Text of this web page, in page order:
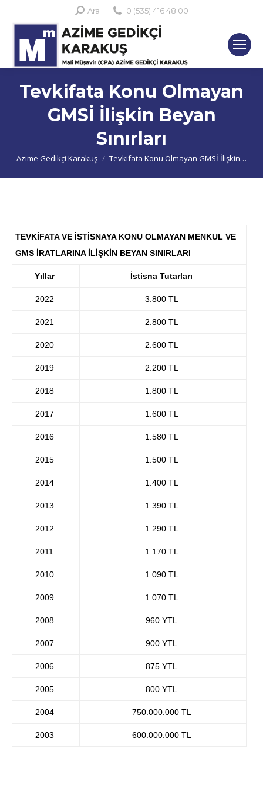
Search:
Ara 0 (535) 416 48 00
Tevkifata Konu Olmayan
GMSİ İlişkin Beyan
Sınırları
You are here:
Azime Gedikçi Karakuş Tevkifata Konu Olmayan GMSİ İlişkin…
TEVKİFATA VE İSTİSNAYA KONU OLMAYAN MENKUL VE
GMS İRATLARINA İLİŞKİN BEYAN SINIRLARI
Yıllar İstisna Tutarları
2022 3.800 TL
2021 2.800 TL
2020 2.600 TL
2019 2.200 TL
2018 1.800 TL
2017 1.600 TL
2016 1.580 TL
2015 1.500 TL
2014 1.400 TL
2013 1.390 TL
2012 1.290 TL
2011 1.170 TL
2010 1.090 TL
2009 1.070 TL
2008 960 YTL
2007 900 YTL
2006 875 YTL
2005 800 YTL
2004 750.000.000 TL
2003 600.000.000 TL